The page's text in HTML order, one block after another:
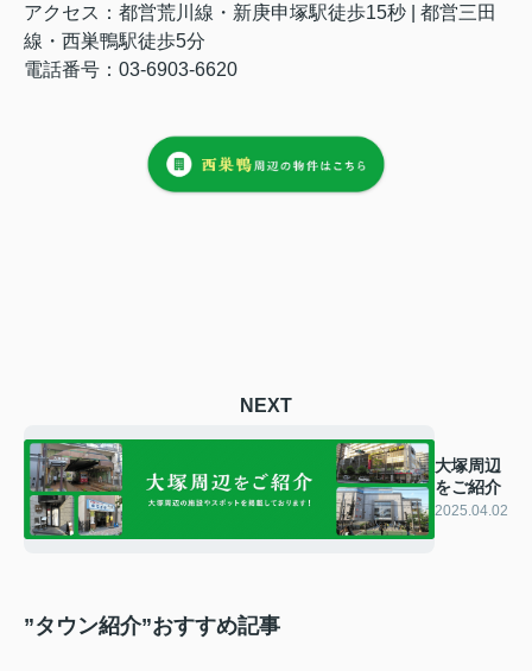
アクセス：都営荒川線・新庚申塚駅徒歩15秒 | 都営三田
線・西巣鴨駅徒歩5分
電話番号：03-6903-6620
NEXT
大塚周辺
をご紹介
2025.04.02
”タウン紹介”おすすめ記事